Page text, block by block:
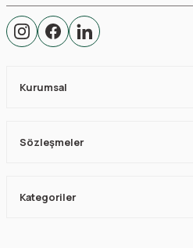
Kurumsal
Sözleşmeler
Kategoriler